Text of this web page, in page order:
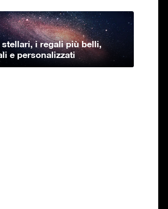
stellari, i regali più belli,
e personalizzati